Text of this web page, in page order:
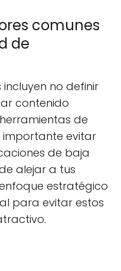
comunes
de
no definir
contenido
de
importante evitar
de baja
alejar a tus
estratégico
para evitar estos